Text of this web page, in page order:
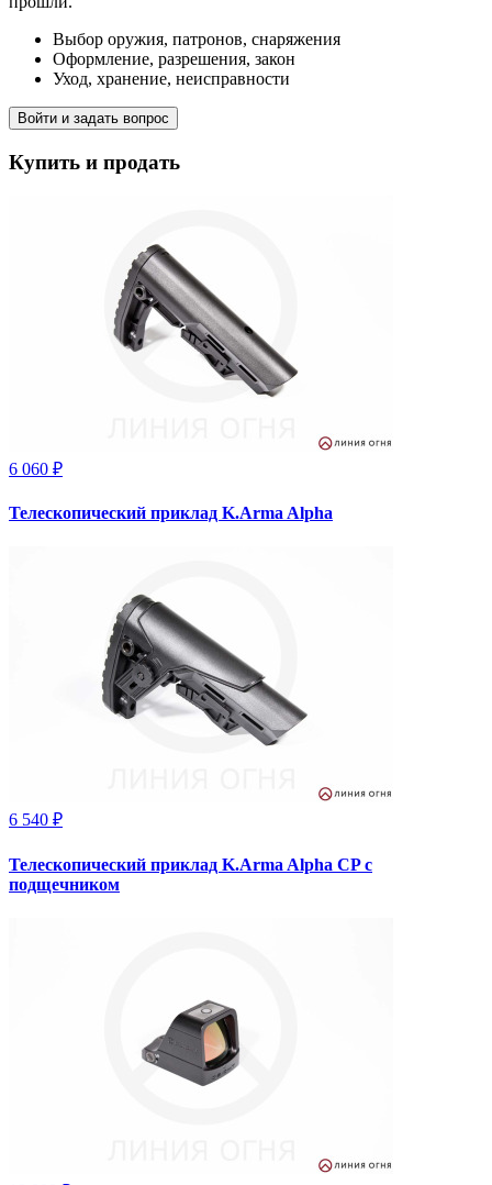
Выбор оружия, патронов, снаряжения
Оформление, разрешения, закон
Уход, хранение, неисправности
Войти и задать вопрос
Купить и продать
6 060 ₽
Телескопический приклад K.Arma Alpha
6 540 ₽
Телескопический приклад K.Arma Alpha CP с
подщечником